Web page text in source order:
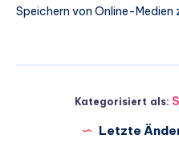
Speichern von Online-Medien
Kategorisiert als:
Letzte